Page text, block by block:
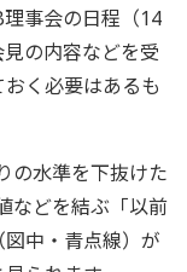
事会の日程（14
の内容などを受
く必要はあるも
の水準を下抜けた
などを結ぶ「以前
中・青点線）が